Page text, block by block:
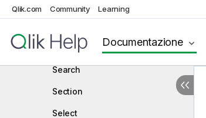
Qlik.com Community Learning
Documentazione
Qualify
Rename
Search
Section
Select